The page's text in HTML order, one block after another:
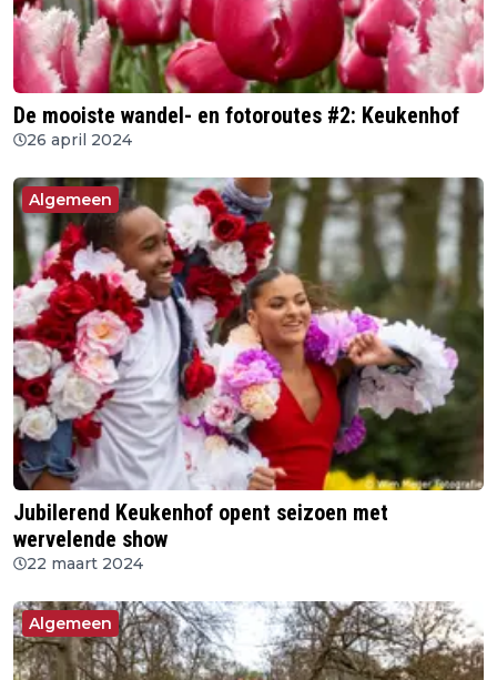
De mooiste wandel- en fotoroutes #2: Keukenhof
26 april 2024
Algemeen
Jubilerend Keukenhof opent seizoen met
wervelende show
22 maart 2024
Algemeen